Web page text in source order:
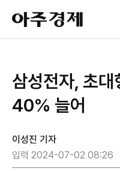
아
주
경
삼성전자, 초
40% 늘어
이성진 기자
입력 2024-07-02 08:26